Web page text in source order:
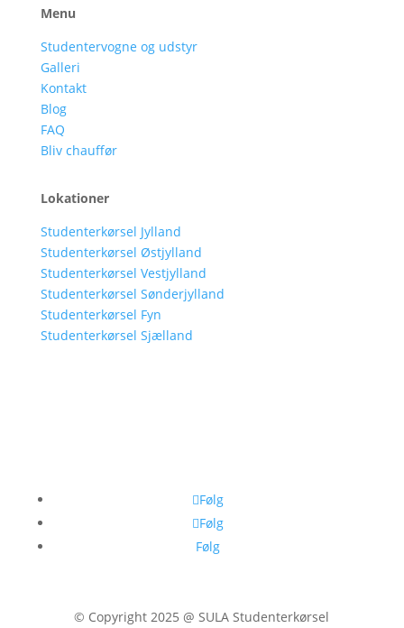
Menu
Studentervogne og udstyr
Galleri
Kontakt
Blog
FAQ
Bliv chauffør
Lokationer
Studenterkørsel Jylland
Studenterkørsel Østjylland
Studenterkørsel Vestjylland
Studenterkørsel Sønderjylland
Studenterkørsel Fyn
Studenterkørsel Sjælland
Følg
Følg
Følg
© Copyright 2025 @ SULA Studenterkørsel